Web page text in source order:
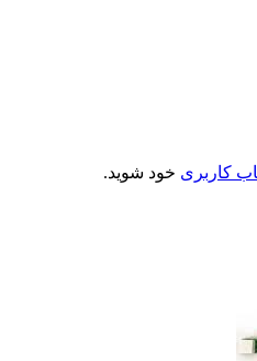
کاربری خود شوید.